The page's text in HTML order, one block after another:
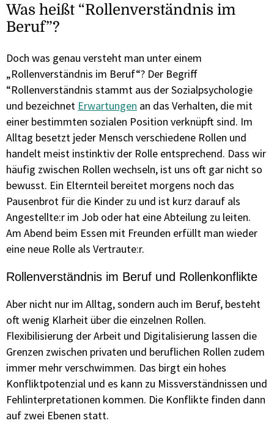
Was heißt “Rollenverständnis im
Beruf”?
Doch was genau versteht man unter einem
„Rollenverständnis im Beruf“? Der Begriff
“Rollenverständnis stammt aus der Sozialpsychologie
und bezeichnet Erwartungen an das Verhalten, die mit
einer bestimmten sozialen Position verknüpft sind. Im
Alltag besetzt jeder Mensch verschiedene Rollen und
handelt meist instinktiv der Rolle entsprechend. Dass wir
häufig zwischen Rollen wechseln, ist uns oft gar nicht so
bewusst. Ein Elternteil bereitet morgens noch das
Pausenbrot für die Kinder zu und ist kurz darauf als
Angestellte:r im Job oder hat eine Abteilung zu leiten.
Am Abend beim Essen mit Freunden erfüllt man wieder
eine neue Rolle als Vertraute:r.
Rollenverständnis im Beruf und Rollenkonflikte
Aber nicht nur im Alltag, sondern auch im Beruf, besteht
oft wenig Klarheit über die einzelnen Rollen.
Flexibilisierung der Arbeit und Digitalisierung lassen die
Grenzen zwischen privaten und beruflichen Rollen zudem
immer mehr verschwimmen. Das birgt ein hohes
Konfliktpotenzial und es kann zu Missverständnissen und
Fehlinterpretationen kommen. Die Konflikte finden dann
auf zwei Ebenen statt.